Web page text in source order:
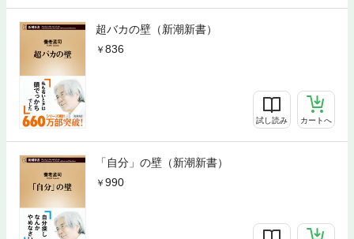
超バカの壁（新潮新書）
836
試し読み カートへ
「自分」の壁（新潮新書）
990